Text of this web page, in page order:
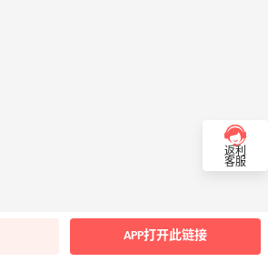
返利
客服
APP打开此链接